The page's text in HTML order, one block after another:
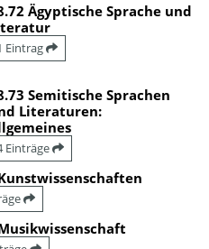
Ägyptische Sprache und
Eintrag
Semitische Sprachen
Literaturen:
Einträge